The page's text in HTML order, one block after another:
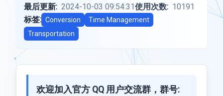
最后更新: 2024-10-03 09:54:31使用次数: 10191
标签: Conversion
Time Management
Transportation
欢迎加入官方 QQ 用户交流群，群号: